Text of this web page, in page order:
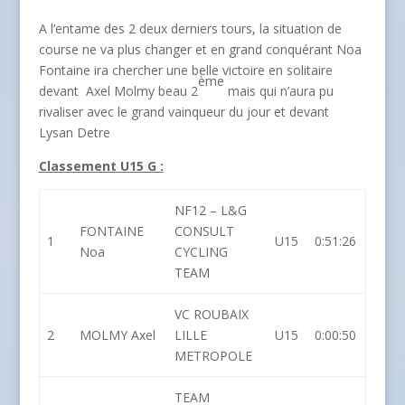
A l’entame des 2 deux derniers tours, la situation de
course ne va plus changer et en grand conquérant Noa
Fontaine ira chercher une belle victoire en solitaire
devant Axel Molmy beau 2
ème
mais qui n’aura pu
rivaliser avec le grand vainqueur du jour et devant
Lysan Detre
Classement U15 G :
1
FONTAINE
Noa
NF12 – L&G
CONSULT
CYCLING
TEAM
U15 0:51:26
2 MOLMY Axel
VC ROUBAIX
LILLE
METROPOLE
U15 0:00:50
TEAM